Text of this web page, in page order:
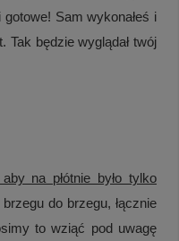
Sam wykonałeś i
Tak będzie wyglądał twój
na płótnie było tylko
do brzegu, łącznie
to wziąć pod uwagę